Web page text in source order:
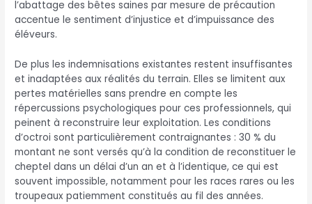
l’abattage des bêtes saines par mesure de précaution
accentue le sentiment d’injustice et d’impuissance des
éléveurs.
De plus les indemnisations existantes restent insuffisantes
et inadaptées aux réalités du terrain. Elles se limitent aux
pertes matérielles sans prendre en compte les
répercussions psychologiques pour ces professionnels, qui
peinent à reconstruire leur exploitation. Les conditions
d’octroi sont particulièrement contraignantes : 30 % du
montant ne sont versés qu’à la condition de reconstituer le
cheptel dans un délai d’un an et à l’identique, ce qui est
souvent impossible, notamment pour les races rares ou les
troupeaux patiemment constitués au fil des années.